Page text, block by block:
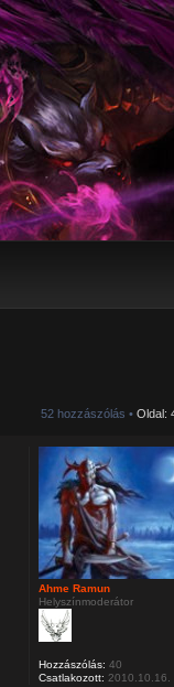
52 hozzászólás • Oldal:
Ahme Ramun
Helyszínmoderátor
Hozzászólás: 40
Csatlakozott: 2010.10.16.